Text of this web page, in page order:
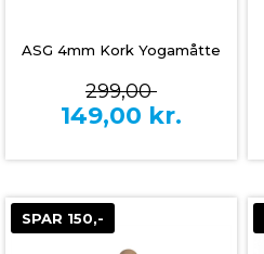
ASG 4mm Kork Yogamåtte
299,00
149,00 kr.
SPAR 150,-